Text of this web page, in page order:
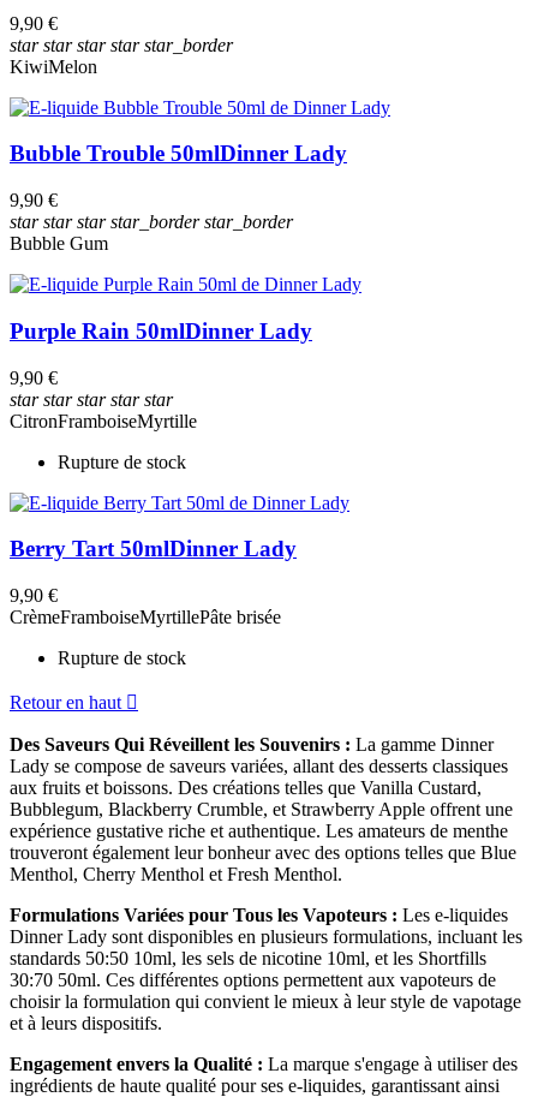
9,90 €
starstarstarstarstar_border
KiwiMelon
Bubble Trouble 50mlDinner Lady
9,90 €
starstarstarstar_borderstar_border
Bubble Gum
Purple Rain 50mlDinner Lady
9,90 €
starstarstarstarstar
CitronFramboiseMyrtille
Rupture de stock
Berry Tart 50mlDinner Lady
9,90 €
CrèmeFramboiseMyrtillePâte brisée
Rupture de stock
Retour en haut 
Des Saveurs Qui Réveillent les Souvenirs : La gamme Dinner
Lady se compose de saveurs variées, allant des desserts classiques
aux fruits et boissons. Des créations telles que Vanilla Custard,
Bubblegum, Blackberry Crumble, et Strawberry Apple offrent une
expérience gustative riche et authentique. Les amateurs de menthe
trouveront également leur bonheur avec des options telles que Blue
Menthol, Cherry Menthol et Fresh Menthol.
Formulations Variées pour Tous les Vapoteurs : Les e-liquides
Dinner Lady sont disponibles en plusieurs formulations, incluant les
standards 50:50 10ml, les sels de nicotine 10ml, et les Shortfills
30:70 50ml. Ces différentes options permettent aux vapoteurs de
choisir la formulation qui convient le mieux à leur style de vapotage
et à leurs dispositifs.
Engagement envers la Qualité : La marque s'engage à utiliser des
ingrédients de haute qualité pour ses e-liquides, garantissant ainsi